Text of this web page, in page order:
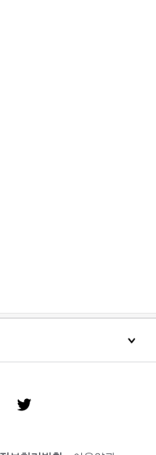
Twitter